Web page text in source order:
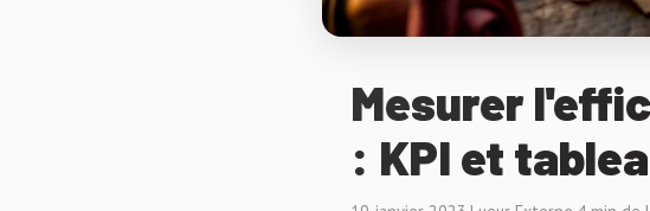
Mesurer
: KPI et